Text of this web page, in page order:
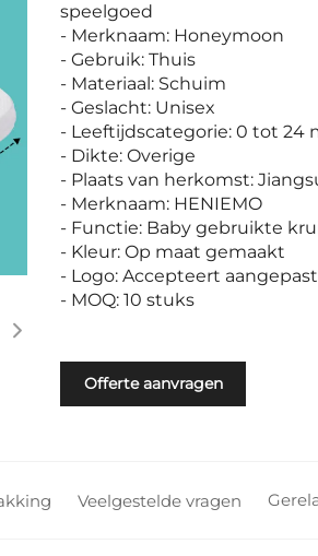
speelgoed
- Merknaam: Honeymoon
- Gebruik: Thuis
- Materiaal: Schuim
- Geslacht: Unisex
- Leeftijdscategorie: 0 tot 24
- Dikte: Overige
- Plaats van herkomst:
- Merknaam: HENIEMO
- Functie: Baby gebruikte
- Kleur: Op maat gemaakt
- Logo: Accepteert
- MOQ: 10 stuks
Offerte aanvragen
Veelgestelde vragen